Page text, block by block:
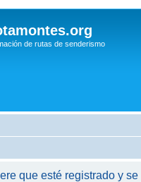
de rutas de senderismo
que esté registrado y